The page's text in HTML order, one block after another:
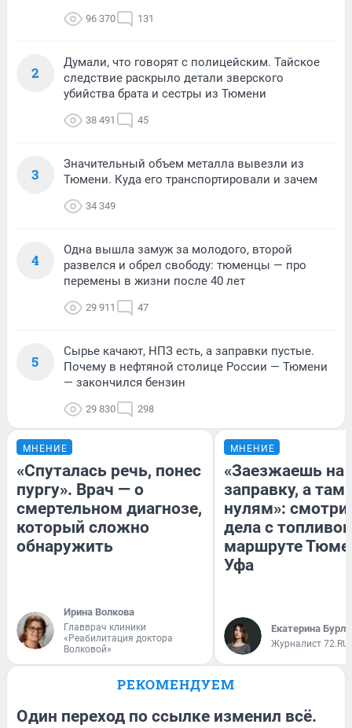
96 370 131
2
Думали, что говорят с полицейским. Тайское
следствие раскрыло детали зверского
убийства брата и сестры из Тюмени
38 491 45
3
Значительный объем металла вывезли из
Тюмени. Куда его транспортировали и зачем
34 349
4
Одна вышла замуж за молодого, второй
развелся и обрел свободу: тюменцы — про
перемены в жизни после 40 лет
29 911 47
5
Сырье качают, НПЗ есть, а заправки пустые.
Почему в нефтяной столице России — Тюмени
— закончился бензин
29 830 298
МНЕНИЕ
«Спуталась речь, понес
пургу». Врач — о
смертельном диагнозе,
который сложно
обнаружить
Ирина Волкова
Главврач клиники
«Реабилитация доктора
Волковой»
МНЕНИЕ
«Заезжаешь на
заправку, а там
нулям»:
дела с
маршруте
Уфа
Екатерина
Журналист 72.RU
РЕКОМЕНДУЕМ
Один переход по ссылке изменил всё.